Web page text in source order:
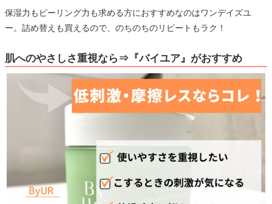
保湿力もピーリング力も求める方におすすめなのはワンデイズユ
ー。詰め替えも買えるので、のちのちのリピートもラク！
肌へのやさしさ重視なら⇒『バイユア』がおすすめ